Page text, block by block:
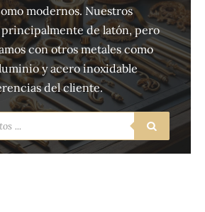
modernos. Nuestros
de latón, pero
con otros metales como
y acero inoxidable
del cliente.